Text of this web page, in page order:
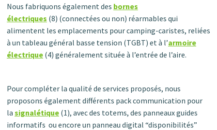
Nous fabriquons également des bornes
électriques (8) (connectées ou non) réarmables qui
alimentent les emplacements pour camping-caristes, reliées
à un tableau général basse tension (TGBT) et à l’armoire
électrique (4) généralement située à l’entrée de l’aire.
Pour compléter la qualité de services proposés, nous
proposons également différents pack communication pour
la signalétique (1), avec des totems, des panneaux guides
informatifs ou encore un panneau digital “disponibilités”